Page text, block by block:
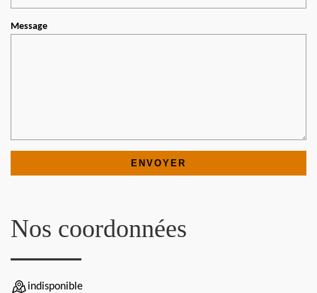
Message
Nos coordonnées
indisponible